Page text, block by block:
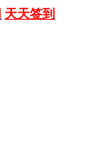
天天签到